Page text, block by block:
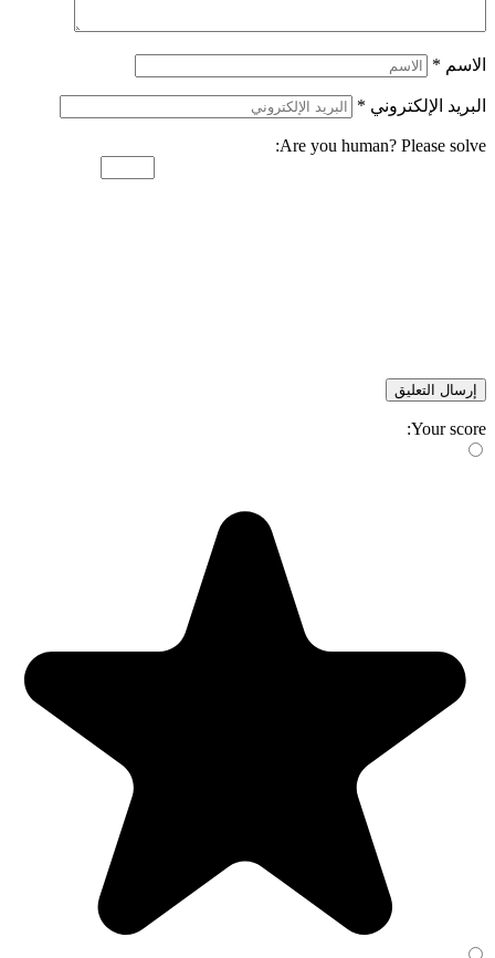
الاسم *
البريد الإلكتروني *
Are you human? Please solve:
Your score: